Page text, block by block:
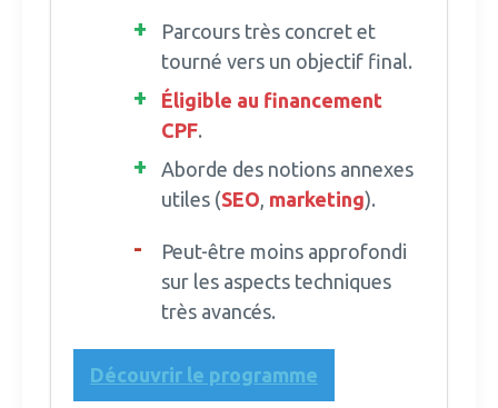
Parcours très concret et
tourné vers un objectif final.
Éligible au financement
CPF.
Aborde des notions annexes
utiles (SEO, marketing).
Peut-être moins approfondi
sur les aspects techniques
très avancés.
Découvrir le programme